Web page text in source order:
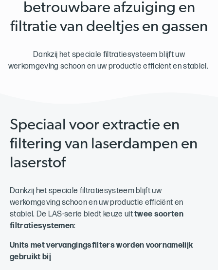
betrouwbare afzuiging en
filtratie van deeltjes en gassen
Dankzij het speciale filtratiesysteem blijft uw
werkomgeving schoon en uw productie efficiënt en stabiel.
Speciaal voor extractie en
filtering van laserdampen en
laserstof
Dankzij het speciale filtratiesysteem blijft uw
werkomgeving schoon en uw productie efficiënt en
stabiel. De LAS-serie biedt keuze uittwee soorten
filtratiesystemen:
Units metvervangingsfilters worden voornamelijk
gebruikt bij